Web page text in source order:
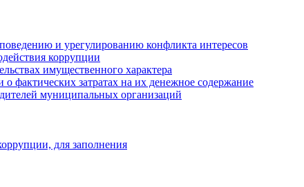
и урегулированию конфликта интересов
коррупции
имущественного характера
фактических затратах на их денежное содержание
муниципальных организаций
для заполнения